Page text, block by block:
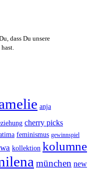
dass Du unsere
anja
cherry picks
feminismus gewinnspiel
kollektion kolumne
münchen new